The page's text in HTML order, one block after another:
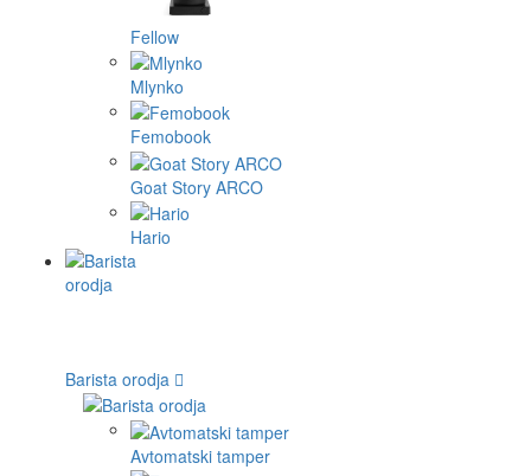
Fellow
Mlynko
Femobook
Goat Story ARCO
Hario
Barista orodja
Avtomatski tamper